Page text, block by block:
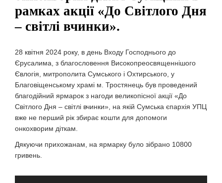
рамках акції «До Світлого Дня
– світлі вчинки».
28 квітня 2024 року, в день Входу Господнього до
Єрусалима, з благословення Високопреосвященнішого
Євлогія, митрополита Сумського і Охтирського, у
Благовіщенському храмі м. Тростянець був проведений
благодійний ярмарок з нагоди великопісної акції «До
Світлого Дня – світлі вчинки», на якій Сумська єпархія УПЦ
вже не перший рік збирає кошти для допомоги
онкохворим діткам.
Дякуючи прихожанам, на ярмарку було зібрано 10800
гривень.